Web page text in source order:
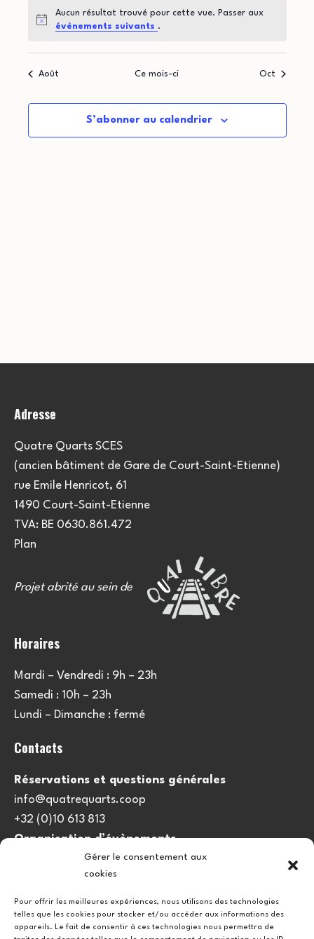
Gérer le consentement aux
cookies
Pour offrir les meilleures expériences, nous utilisons des technologies
telles que les cookies pour stocker et/ou accéder aux informations des
appareils. Le fait de consentir à ces technologies nous permettra de
o
l
t
n
d
e
u
e
i
e
r
m
n
t
s
Notice
Aucun résultat trouvé pour cette vue. Passer aux
évènements suivants .
Août Ce mois-ci Oct
S’abonner au calendrier
Adresse
Quatre Quarts SCES
(ancien bâtiment de Gare de Court-Saint-Etienne)
rue Emile Henricot, 61
1490 Court-Saint-Etienne
TVA: BE 0630.861.472
Plan
Projet abrité au sein de
Horaires
Mardi – Vendredi : 9h – 23h
Samedi : 10h – 23h
Lundi – Dimanche : fermé
Contacts
Réservations et questions générales
info@quatrequarts.coop
+32 (0)10 613 813
Organisation d’évènements
viedulieu@quatrequarts.coop
Politique de cookies (UE)